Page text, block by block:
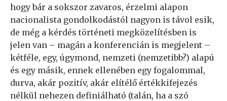
hogy bár a sokszor zavaros, érzelmi alapon
nacionalista gondolkodástól nagyon is távol esik,
de még a kérdés történeti megközelítésben is
jelen van – magán a konferencián is megjelent –
kétféle, egy, úgymond, nemzeti (nemzetibb?) alapú
és egy másik, ennek ellenében egy fogalommal,
durva, akár pozitív, akár elítélő értékkifejezés
nélkül nehezen definiálható (talán, ha a szó